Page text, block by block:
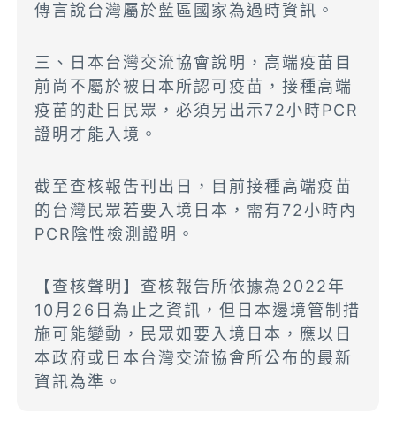
傳言說台灣屬於藍區國家為過時資訊。
三、日本台灣交流協會說明，高端疫苗目
前尚不屬於被日本所認可疫苗，接種高端
疫苗的赴日民眾，必須另出示72小時PCR
證明才能入境。
截至查核報吿刊出日，目前接種高端疫苗
的台灣民眾若要入境日本，需有72小時內
PCR陰性檢測證明。
【查核聲明】查核報告所依據為2022年
10月26日為止之資訊，但日本邊境管制措
施可能變動，民眾如要入境日本，應以日
本政府或日本台灣交流協會所公布的最新
資訊為準。